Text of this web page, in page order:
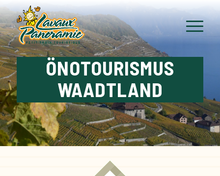
ÖNOTOURISMUS
WAADTLAND